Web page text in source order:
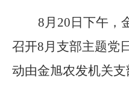
8月20日下午，
召开8月支部主题党
动由金旭农发机关支